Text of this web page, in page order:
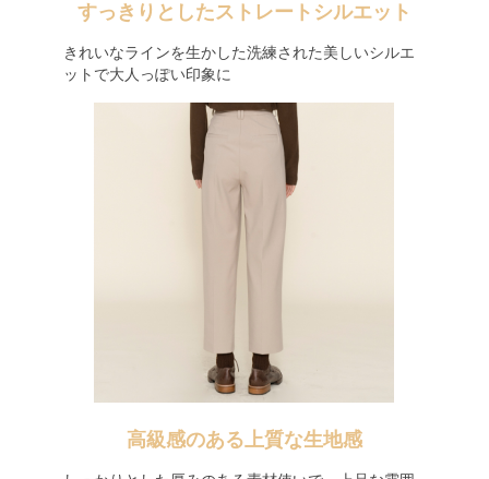
すっきりとしたストレートシルエット
きれいなラインを生かした洗練された美しいシルエ
ットで大人っぽい印象に
高級感のある上質な生地感